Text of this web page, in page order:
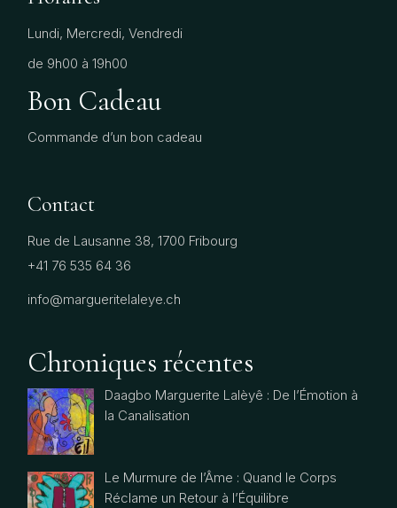
Lundi, Mercredi, Vendredi
de 9h00 à 19h00
Bon Cadeau
Commande d’un bon cadeau
Contact
Rue de Lausanne 38, 1700 Fribourg
+41 76 535 64 36
info@margueritelaleye.ch
Chroniques récentes
Daagbo Marguerite Lalèyê : De l’Émotion à
la Canalisation
Le Murmure de l’Âme : Quand le Corps
Réclame un Retour à l’Équilibre